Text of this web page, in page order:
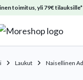
toimitus, yli 79€ tilauksille*
Laukut Naisellinen